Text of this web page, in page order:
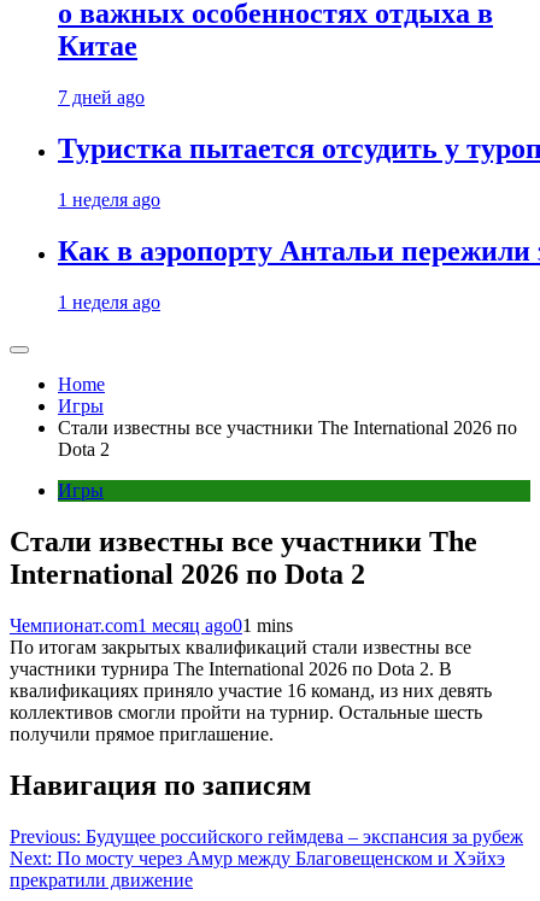
о важных особенностях отдыха в
Китае
7 дней ago
Туристка пытается отсудить у
1 неделя ago
Как в аэропорту Антальи
1 неделя ago
Home
Игры
Стали известны все участники The International 2026 по
Dota 2
Игры
Стали известны все участники The
International 2026 по Dota 2
Чемпионат.com1 месяц ago01 mins
По итогам закрытых квалификаций стали известны все
участники турнира The International 2026 по Dota 2. В
квалификациях приняло участие 16 команд, из них девять
коллективов смогли пройти на турнир. Остальные шесть
получили прямое приглашение.
Навигация по записям
Previous: Будущее российского геймдева – экспансия за рубеж
Next: По мосту через Амур между Благовещенском и Хэйхэ
прекратили движение